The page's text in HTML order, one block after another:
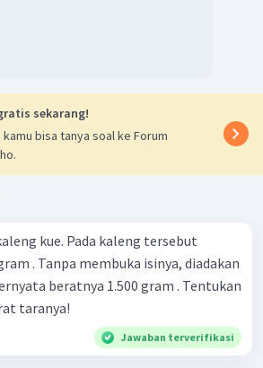
sekarang!
kamu bisa tanya soal ke Forum
kue. Pada kaleng tersebut
. Tanpa membuka isinya, diadakan
beratnya 1.500 gram . Tentukan
taranya!
Jawaban terverifikasi